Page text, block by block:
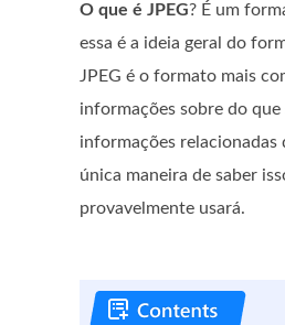
O que é JPEG? É um
essa é a ideia geral do
JPEG é o formato mais
informações sobre do
informações relacionadas
única maneira de saber
provavelmente usará.